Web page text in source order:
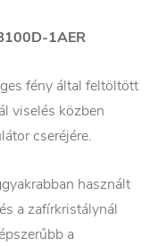
1AER
fény által feltöltött
viselés közben
cseréjére.
használt
a zafírkristálynál
a